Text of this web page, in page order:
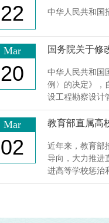
22 中华人民共和国
Mar
20
国务院关于修
中华人民共和国
例〉的决定》，
设工程勘察设计
Mar
02
教育部直属高
近年来，教育部
导向，大力推进
进高等学校惩治